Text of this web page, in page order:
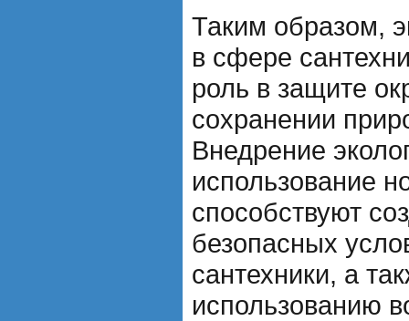
Таким образом,
в сфере
роль в защите
сохранении
Внедрение
использование
способствуют
безопасных
сантехники, а
использованию